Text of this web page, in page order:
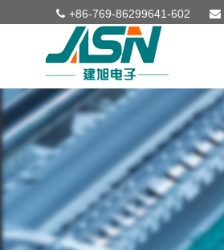
+86-769-86299641-602